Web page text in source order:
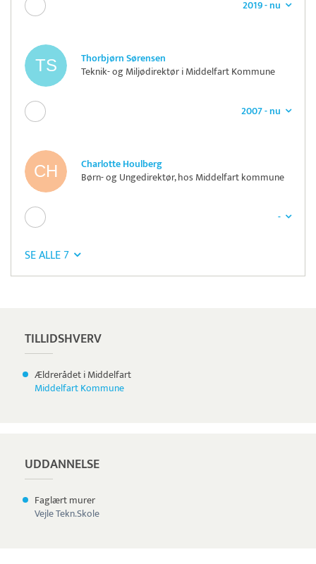
2019 - nu
Thorbjørn Sørensen
Teknik- og Miljødirektør i Middelfart Kommune
2007 - nu
Charlotte Houlberg
Børn- og Ungedirektør, hos Middelfart kommune
-
SE ALLE 7
TILLIDSHVERV
Ældrerådet i Middelfart
Middelfart Kommune
UDDANNELSE
Faglært murer
Vejle Tekn.Skole